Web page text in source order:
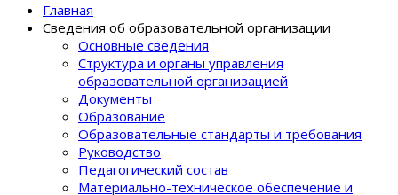
Главная
Сведения об образовательной организации
Основные сведения
Структура и органы управления
образовательной организацией
Документы
Образование
Образовательные стандарты и требования
Руководство
Педагогический состав
Материально-техническое обеспечение и